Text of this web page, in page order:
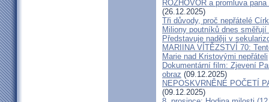
ROZHOVOR a promluva
(26.12.2025)
Tři důvody, proč nepřátelé
Miliony poutníků dnes
Představuje naději v
MARIINA VÍTĚZSTVÍ 70:
Marie nad Kristovými nepřáteli
Dokumentární film: Zjevení
obraz (09.12.2025)
NEPOSKVRNĚNÉ POČETÍ
(09.12.2025)